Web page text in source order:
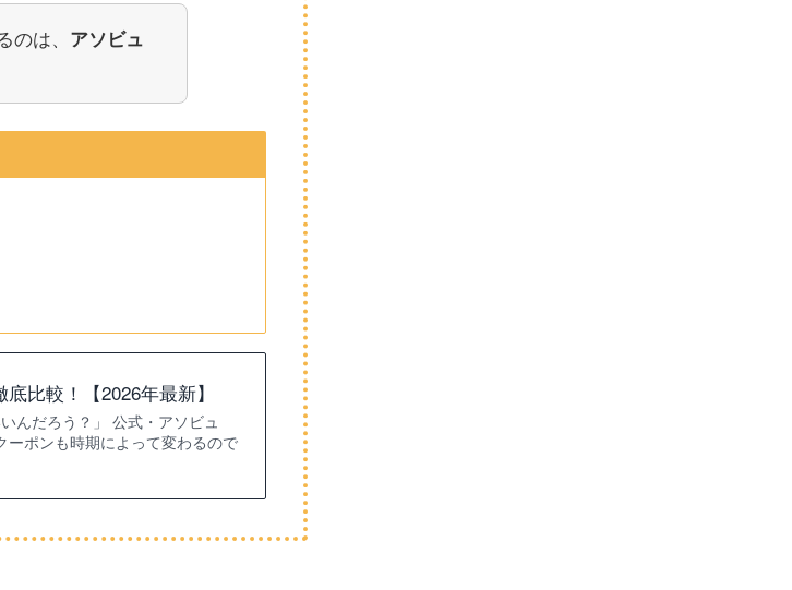
は、 アソビュ
比較！【2026年最新】
んだろう？」 公式・アソビュ
ーポンも時期によって変わるので